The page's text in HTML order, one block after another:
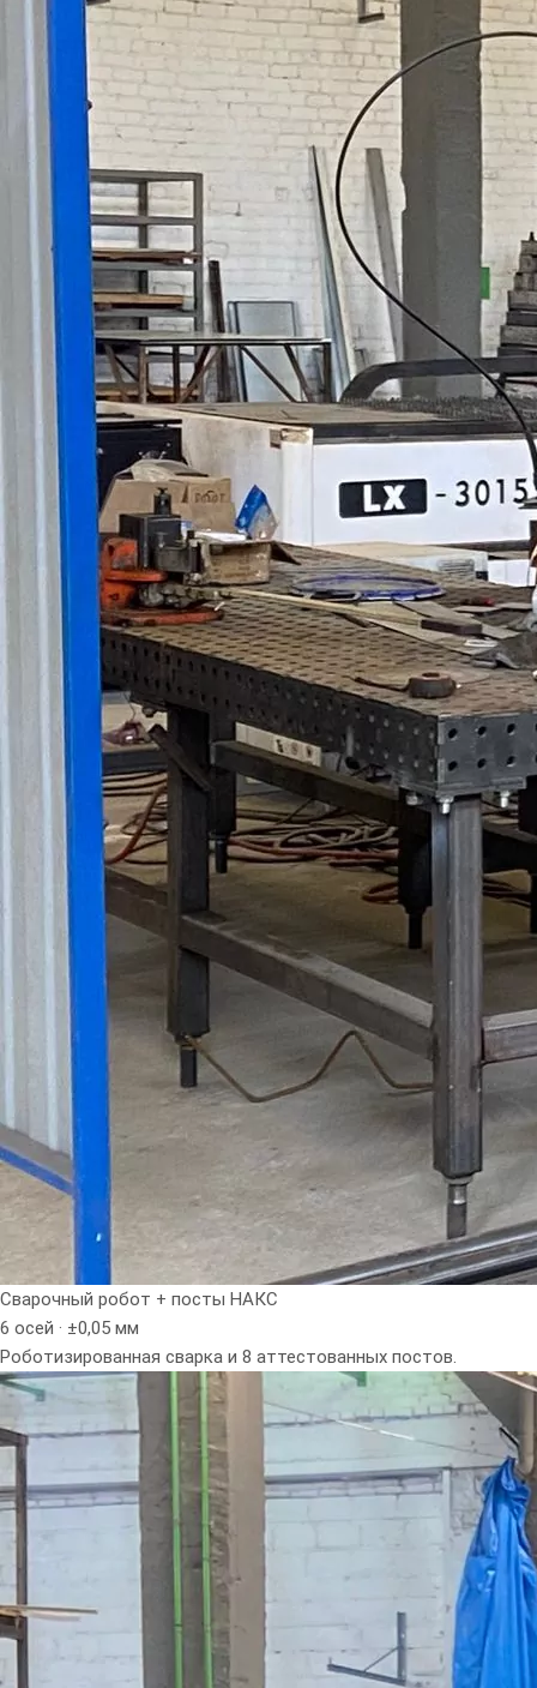
Сварочный робот + посты НАКС
6 осей · ±0,05 мм
Роботизированная сварка и 8 аттестованных постов.